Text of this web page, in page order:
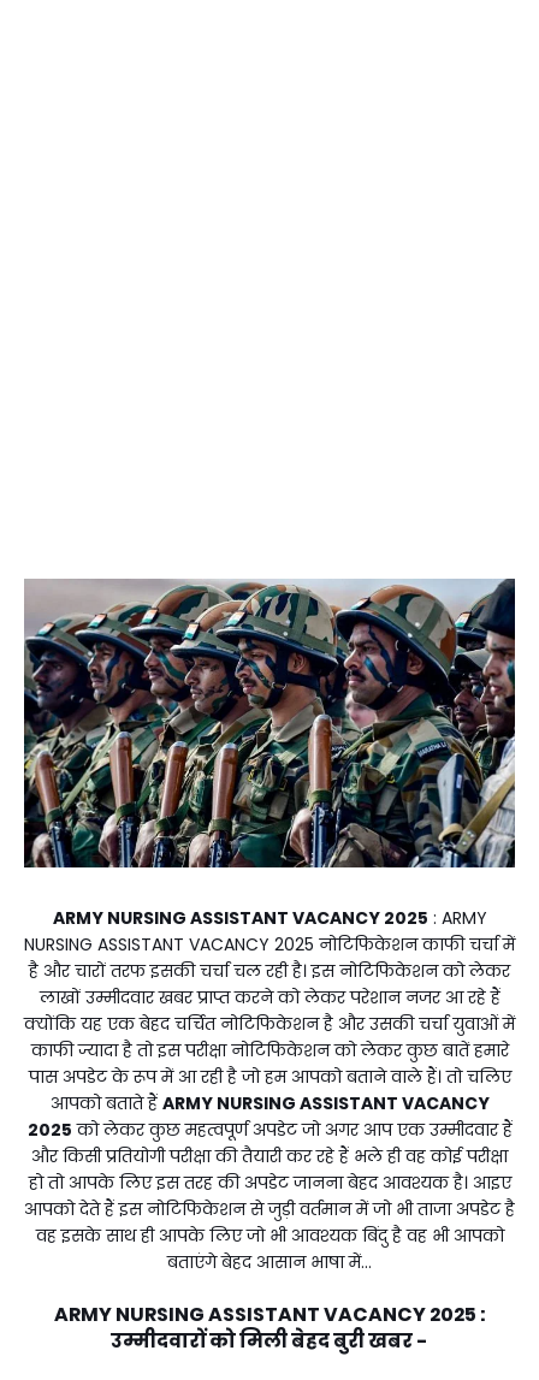
ARMY NURSING ASSISTANT VACANCY 2025 : ARMY
NURSING ASSISTANT VACANCY 2025 नोटिफिकेशन काफी चर्चा में
है और चारों तरफ इसकी चर्चा चल रही है। इस नोटिफिकेशन को लेकर
लाखों उम्मीदवार खबर प्राप्त करने को लेकर परेशान नजर आ रहे हैं
क्योंकि यह एक बेहद चर्चित नोटिफिकेशन है और उसकी चर्चा युवाओं में
काफी ज्यादा है तो इस परीक्षा नोटिफिकेशन को लेकर कुछ बातें हमारे
पास अपडेट के रूप में आ रही है जो हम आपको बताने वाले हैं। तो चलिए
आपको बताते हैं ARMY NURSING ASSISTANT VACANCY
2025 को लेकर कुछ महत्वपूर्ण अपडेट जो अगर आप एक उम्मीदवार हैं
और किसी प्रतियोगी परीक्षा की तैयारी कर रहे हैं भले ही वह कोई परीक्षा
हो तो आपके लिए इस तरह की अपडेट जानना बेहद आवश्यक है। आइए
आपको देते हैं इस नोटिफिकेशन से जुड़ी वर्तमान में जो भी ताजा अपडेट है
वह इसके साथ ही आपके लिए जो भी आवश्यक बिंदु है वह भी आपको
बताएंगे बेहद आसान भाषा में...
ARMY NURSING ASSISTANT VACANCY 2025 :
उम्मीदवारों को मिली बेहद बुरी खबर -